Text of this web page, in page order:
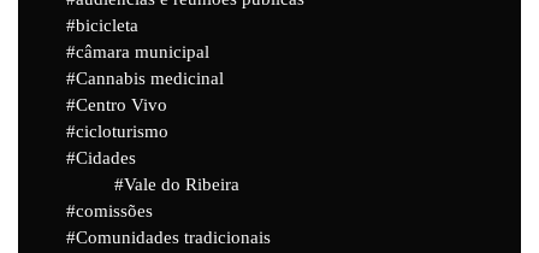
bicicleta
câmara municipal
Cannabis medicinal
Centro Vivo
cicloturismo
Cidades
Vale do Ribeira
comissões
Comunidades tradicionais